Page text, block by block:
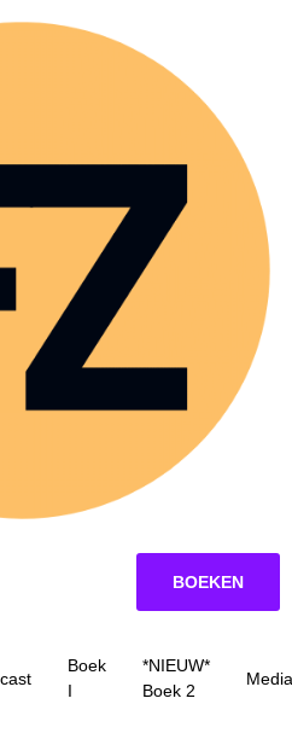
BOEKEN
Boek
I
*NIEUW*
Boek 2
Media